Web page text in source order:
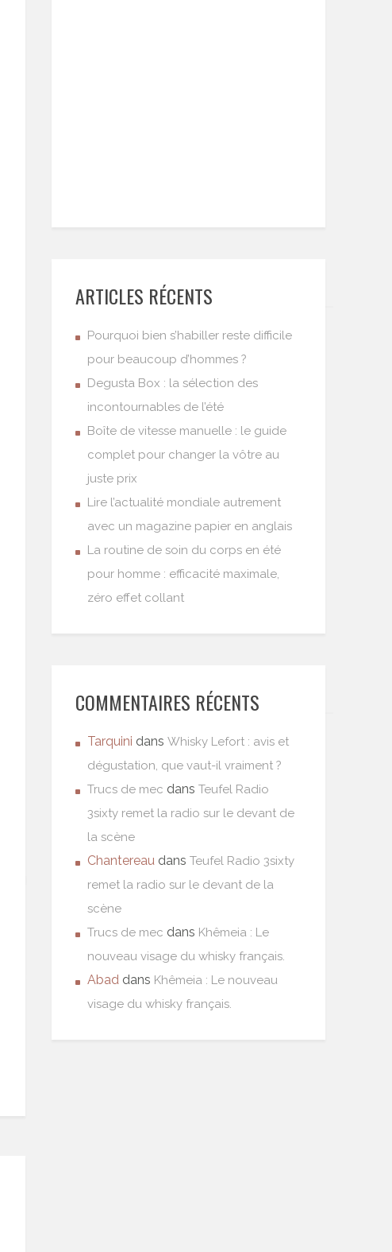
ARTICLES RÉCENTS
Pourquoi bien s’habiller reste difficile
pour beaucoup d’hommes ?
Degusta Box : la sélection des
incontournables de l’été
Boîte de vitesse manuelle : le guide
complet pour changer la vôtre au
juste prix
Lire l’actualité mondiale autrement
avec un magazine papier en anglais
La routine de soin du corps en été
pour homme : efficacité maximale,
zéro effet collant
COMMENTAIRES RÉCENTS
Tarquini dans Whisky Lefort : avis et
dégustation, que vaut-il vraiment ?
Trucs de mec dans Teufel Radio
3sixty remet la radio sur le devant de
la scène
Chantereau dans Teufel Radio 3sixty
remet la radio sur le devant de la
scène
Trucs de mec dans Khêmeia : Le
nouveau visage du whisky français.
Abad dans Khêmeia : Le nouveau
visage du whisky français.